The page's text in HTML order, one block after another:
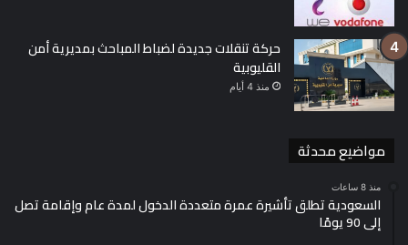
دولار
حركة تنقلات جديدة لضباط المباحث بمديرية أمن
القليوبية
منذ 4 أيام
مواضيع محدثة
منذ 8 ساعات
السعودية تطلق تأشيرة عمرة متعددة الدخول لمدة عام وإقامة تصل
إلى 90 يومًا